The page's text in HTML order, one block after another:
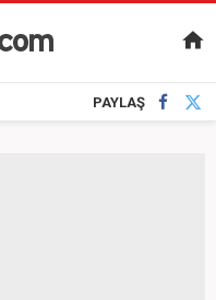
PAYLAŞ